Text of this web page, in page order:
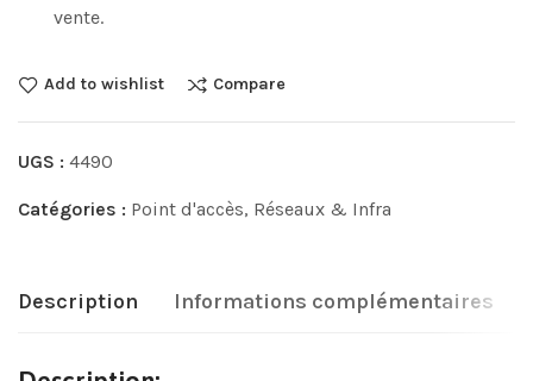
vente.
Add to wishlist Compare
UGS : 4490
Catégories : Point d'accès, Réseaux & Infra
Description Informations complémentaires